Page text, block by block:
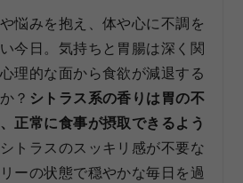
悩みを抱え、体や心に不調を
今日。気持ちと胃腸は深く関
理的な面から食欲が減退する
？ シトラス系の香りは胃の不
正常に食事が摂取できるよう
シトラスのスッキリ感が不要な
ーの状態で穏やかな毎日を過